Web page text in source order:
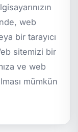
web
bir tarayıcı
sitemizi bir
ve web
mümkün